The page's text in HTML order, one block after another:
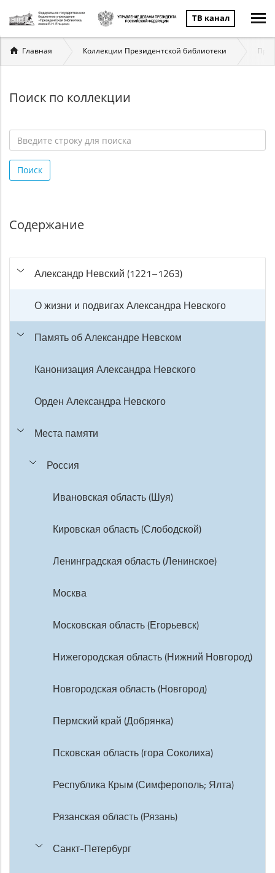
ТВ канал
Вы
здесь
Главная Коллекции Президентской библиотеки
Поиск по коллекции
строку
для
Поиск
Содержание
Александр Невский (1221–1263)
О жизни и подвигах Александра Невского
Память об Александре Невском
Канонизация Александра Невского
Орден Александра Невского
Места памяти
Россия
Ивановская область (Шуя)
Кировская область (Слободской)
Ленинградская область (Ленинское)
Москва
Московская область (Егорьевск)
Нижегородская область (Нижний Новгород)
Новгородская область (Новгород)
Пермский край (Добрянка)
Псковская область (гора Соколиха)
Республика Крым (Симферополь; Ялта)
Рязанская область (Рязань)
Санкт-Петербург